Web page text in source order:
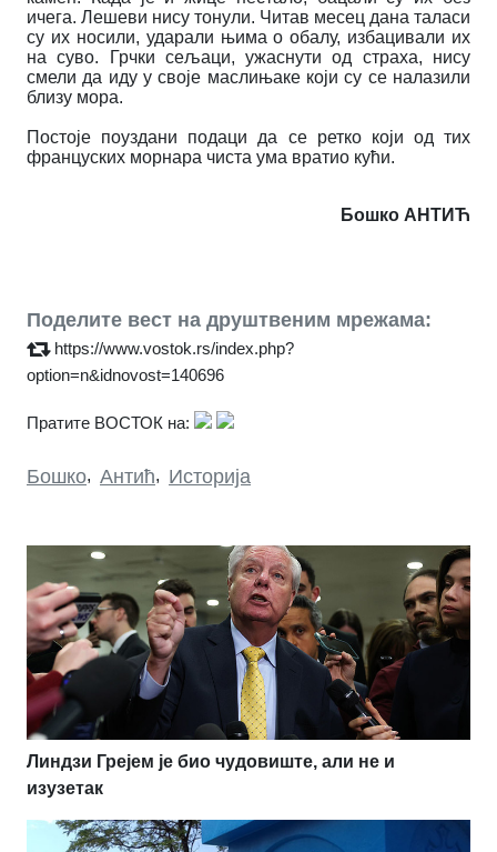
ичега. Лешеви нису тонули. Читав месец дана таласи
су их носили, ударали њима о обалу, избацивали их
на суво. Грчки сељаци, ужаснути од страха, нису
смели да иду у своје маслињаке који су се налазили
близу мора.
Постоје поуздани подаци да се ретко који од тих
француских морнара чиста ума вратио кући.
Бошко АНТИЋ
Поделите вест на друштвеним мрежама:
https://www.vostok.rs/index.php?
option=n&idnovost=140696
Пратите ВОСТОК на:
Бошко, Антић, Историја
Линдзи Грејем је био чудовиште, али не и
изузетак